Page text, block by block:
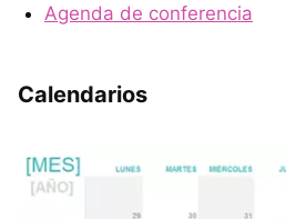
Agenda de conferencia
Calendarios